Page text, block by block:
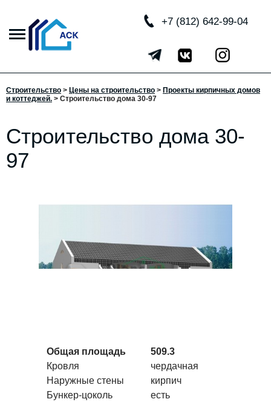
+7 (812) 642-99-04
Строительство > Цены на строительство > Проекты кирпичных домов
и коттеджей. > Строительство дома 30-97
Строительство дома 30-
97
Общая площадь
509.3
Кровля
чердачная
Наружные стены
кирпич
Бункер-цоколь
есть